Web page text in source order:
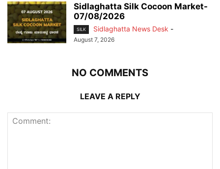
Sidlaghatta Silk Cocoon Market-
07/08/2026
SILK Sidlaghatta News Desk -
August 7, 2026
NO COMMENTS
LEAVE A REPLY